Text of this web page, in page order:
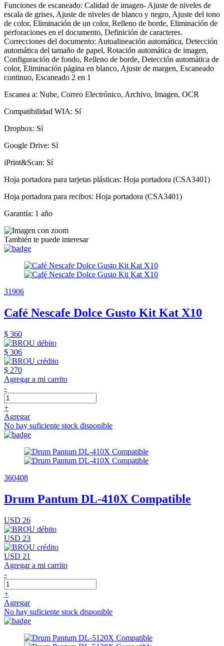
Funciones de escaneado: Calidad de imagen- Ajuste de niveles de
escala de grises, Ajuste de niveles de blanco y negro, Ajuste del tono
de color, Eliminación de un color, Relleno de borde, Eliminación de
perforaciones en el documento, Definición de caracteres.
Correcciones del documento: Autoalineación automática, Detección
automática del tamaño de papel, Rotación automática de imagen,
Configuración de fondo, Relleno de borde, Detección automática de
color, Eliminación página en blanco, Ajuste de margen, Escaneado
continuo, Escaneado 2 en 1
Escanea a: Nube, Correo Electrónico, Archivo, Imagen, OCR
Compatibilidad WIA: Sí
Dropbox: Sí
Google Drive: Sí
iPrint&Scan: Sí
Hoja portadora para tarjetas plásticas: Hoja portadora (CSA3401)
Hoja portadora para recibos: Hoja portadora (CSA3401)
Garantía: 1 año
También te puede interesar
31906
Café Nescafe Dolce Gusto Kit Kat X10
$ 360
$ 306
$ 270
Agregar a mi carrito
-
+
Agregar
No hay suficiente stock disponible
360408
Drum Pantum DL-410X Compatible
USD 26
USD 23
USD 21
Agregar a mi carrito
-
+
Agregar
No hay suficiente stock disponible